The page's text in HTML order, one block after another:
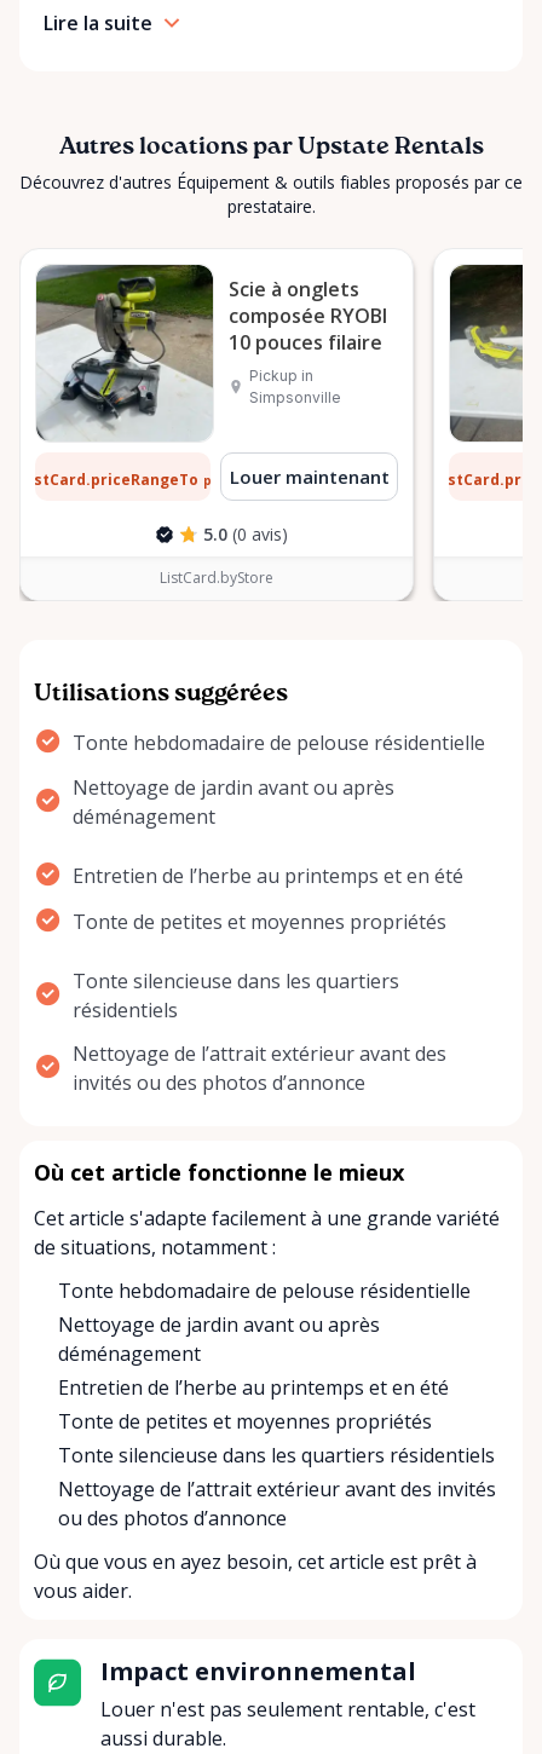
Lire la suite
Autres locations par Upstate Rentals
Découvrez d'autres Équipement & outils fiables proposés par ce
prestataire.
Scie à onglets
composée RYOBI
10 pouces filaire
Pickup in
Simpsonville
ListCard.priceRangeTo par jourLouer maintenant
5.0 (0 avis)
ListCard.byStore
Utilisations suggérées
Tonte hebdomadaire de pelouse résidentielle
Nettoyage de jardin avant ou après
déménagement
Entretien de l’herbe au printemps et en été
Tonte de petites et moyennes propriétés
Tonte silencieuse dans les quartiers
résidentiels
Nettoyage de l’attrait extérieur avant des
invités ou des photos d’annonce
Où cet article fonctionne le mieux
Cet article s'adapte facilement à une grande variété
de situations, notamment :
Tonte hebdomadaire de pelouse résidentielle
Nettoyage de jardin avant ou après
déménagement
Entretien de l’herbe au printemps et en été
Tonte de petites et moyennes propriétés
Tonte silencieuse dans les quartiers résidentiels
Nettoyage de l’attrait extérieur avant des invités
ou des photos d’annonce
Où que vous en ayez besoin, cet article est prêt à
vous aider.
Impact environnemental
Louer n'est pas seulement rentable, c'est
aussi durable.